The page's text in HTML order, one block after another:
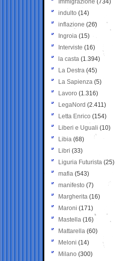
Immigrazione (734)
indulto (14)
inflazione (26)
Ingroia (15)
Interviste (16)
la casta (1.394)
La Destra (45)
La Sapienza (5)
Lavoro (1.316)
LegaNord (2.411)
Letta Enrico (154)
Liberi e Uguali (10)
Libia (68)
Libri (33)
Liguria Futurista (25)
mafia (543)
manifesto (7)
Margherita (16)
Maroni (171)
Mastella (16)
Mattarella (60)
Meloni (14)
Milano (300)